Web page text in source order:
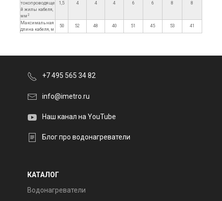
токопроводяще
й жилы кабеля,
мм 2
1,5 4 4 4 6 6 8 8
Максимальная
длина кабеля, м
50 52 48 40 51 45 53 41
+7 495 565 34 82
info@imetro.ru
Наш канал на YouTube
Блог про водонагреватели
КАТАЛОГ
Водонагреватели